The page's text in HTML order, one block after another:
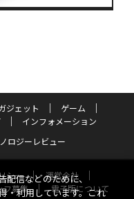
ジェット
ゲーム
インフォメーション
ロジーレビュー
シー
運営会社
フ募集
電子版について
配信などのために、
・利用しています。これ